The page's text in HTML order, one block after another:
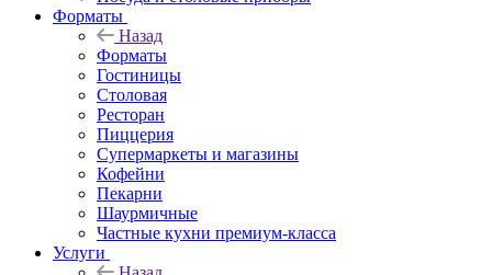
Форматы
Назад
Форматы
Гостиницы
Столовая
Ресторан
Пиццерия
Супермаркеты и магазины
Кофейни
Пекарни
Шаурмичные
Частные кухни премиум-класса
Услуги